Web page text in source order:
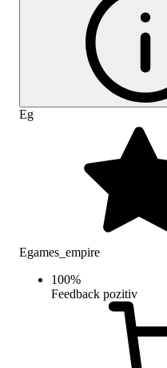
Eg
Egames_empire
100%
Feedback pozitiv